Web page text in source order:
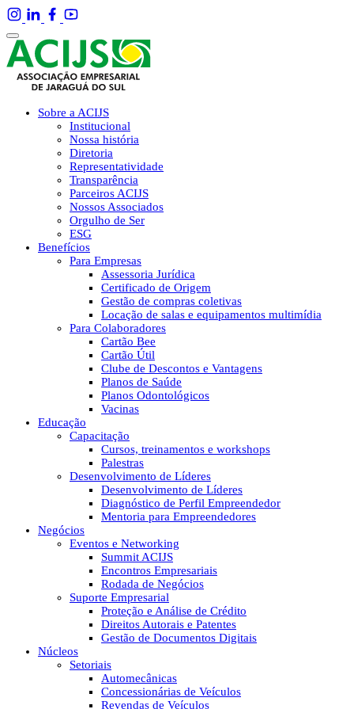
Sobre a ACIJS
Institucional
Nossa história
Diretoria
Representatividade
Transparência
Parceiros ACIJS
Nossos Associados
Orgulho de Ser
ESG
Benefícios
Para Empresas
Assessoria Jurídica
Certificado de Origem
Gestão de compras coletivas
Locação de salas e equipamentos multimídia
Para Colaboradores
Cartão Bee
Cartão Útil
Clube de Descontos e Vantagens
Planos de Saúde
Planos Odontológicos
Vacinas
Educação
Capacitação
Cursos, treinamentos e workshops
Palestras
Desenvolvimento de Líderes
Desenvolvimento de Líderes
Diagnóstico de Perfil Empreendedor
Mentoria para Empreendedores
Negócios
Eventos e Networking
Summit ACIJS
Encontros Empresariais
Rodada de Negócios
Suporte Empresarial
Proteção e Análise de Crédito
Direitos Autorais e Patentes
Gestão de Documentos Digitais
Núcleos
Setoriais
Automecânicas
Concessionárias de Veículos
Revendas de Veículos